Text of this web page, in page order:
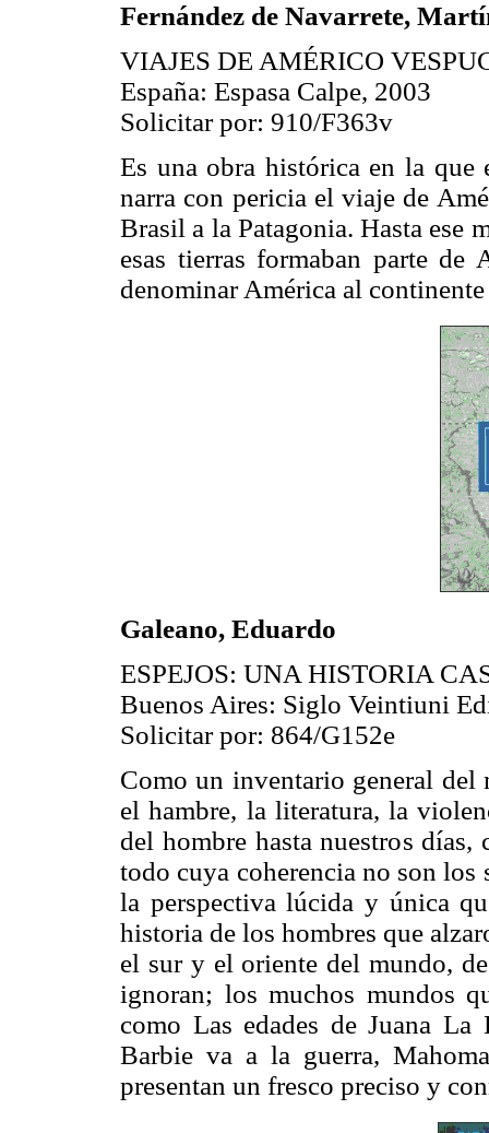
Fernández de Navarrete,
VIAJES DE AMÉRICO
España: Espasa Calpe, 2003
Solicitar por: 910/F363v
Es una obra histórica en la que
narra con pericia el viaje de
Brasil a la Patagonia. Hasta ese
esas tierras formaban parte de
denominar América al
Galeano, Eduardo
ESPEJOS: UNA HISTORIA
Buenos Aires: Siglo Veintiuni
Solicitar por: 864/G152e
Como un inventario general del
el hambre, la literatura, la
del hombre hasta nuestros
todo cuya coherencia no son
la perspectiva lúcida y única
historia de los hombres que
el sur y el oriente del mundo,
ignoran; los muchos mundos
como Las edades de Juana
Barbie va a la guerra,
presentan un fresco preciso y